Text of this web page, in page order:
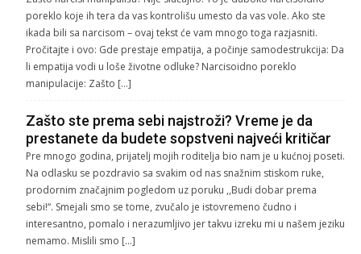
poreklo koje ih tera da vas kontrolišu umesto da vas vole. Ako ste
ikada bili sa narcisom – ovaj tekst će vam mnogo toga razjasniti.
Pročitajte i ovo: Gde prestaje empatija, a počinje samodestrukcija: Da
li empatija vodi u loše životne odluke? Narcisoidno poreklo
manipulacije: Zašto […]
Zašto ste prema sebi najstroži? Vreme je da
prestanete da budete sopstveni najveći kritičar
Pre mnogo godina, prijatelj mojih roditelja bio nam je u kućnoj poseti.
Na odlasku se pozdravio sa svakim od nas snažnim stiskom ruke,
prodornim značajnim pogledom uz poruku ,,Budi dobar prema
sebi!“. Smejali smo se tome, zvučalo je istovremeno čudno i
interesantno, pomalo i nerazumljivo jer takvu izreku mi u našem jeziku
nemamo. Mislili smo […]